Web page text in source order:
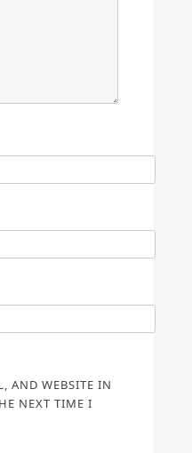
AND WEBSITE IN
NEXT TIME I